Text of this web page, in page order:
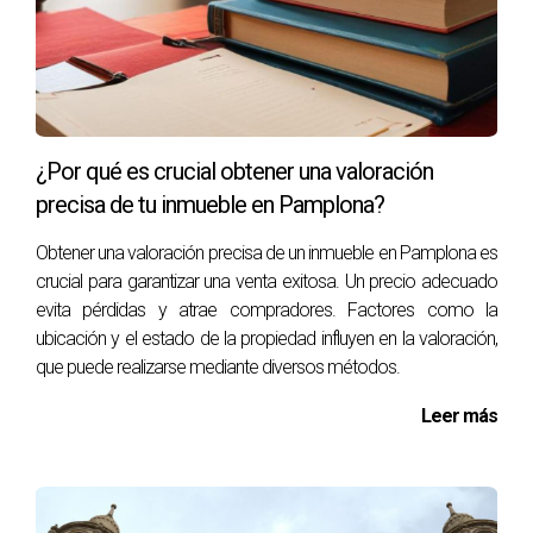
Open House: Organiza jornadas de puertas abiertas
para que los compradores puedan visitar tu casa sin
compromiso.
NEGOCIACIÓN Y CIERRE DE LA
VENTA
Una vez que empieces a recibir ofertas, el proceso de
negociación se vuelve crucial. Aquí es donde puedes
maximizar el valor de tu propiedad mientras mantienes la
calma y la claridad mental. Considera los siguientes puntos
durante esta fase:
Investiga precios
Escucha y Responde:
Es fundamental escuchar las
¿Por qué es crucial obtener una valoración
precisa de tu inmueble en Pamplona?
Obtener una valoración precisa de un inmueble en Pamplona es
crucial para garantizar una venta exitosa. Un precio adecuado
evita pérdidas y atrae compradores. Factores como la
ubicación y el estado de la propiedad influyen en la valoración,
que puede realizarse mediante diversos métodos.
Leer más